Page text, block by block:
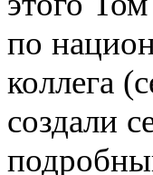
по
коллега
создали